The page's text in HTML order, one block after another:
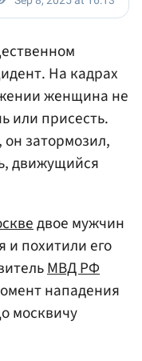
На кадрах
женщина не
или присесть.
он затормозил,
движущийся
двое мужчин
и похитили его
МВД РФ
нападения
москвичу